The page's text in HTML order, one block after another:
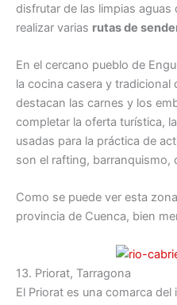
disfrutar de las limpias aguas
realizar varias rutas de
En el cercano pueblo de
la cocina casera y tradicional
destacan las carnes y los
completar la oferta turística,
usadas para la práctica de
son el rafting, barranquismo,
Como se puede ver esta
provincia de Cuenca, bien
13. Priorat, Tarragona
El Priorat es una comarca